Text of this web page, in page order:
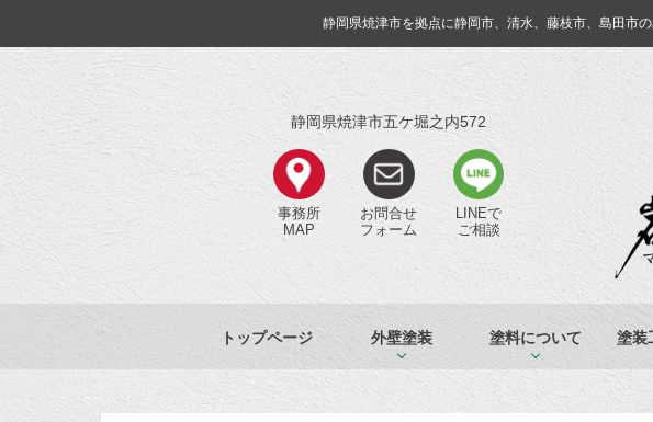
静岡県焼津市を拠点に静岡市、清水、藤枝市、島田市
静岡県焼津市五ケ堀之内572
事務所
MAP
お問合せ
フォーム
LINEで
ご相談
トップページ 外壁塗装 塗料について 塗装